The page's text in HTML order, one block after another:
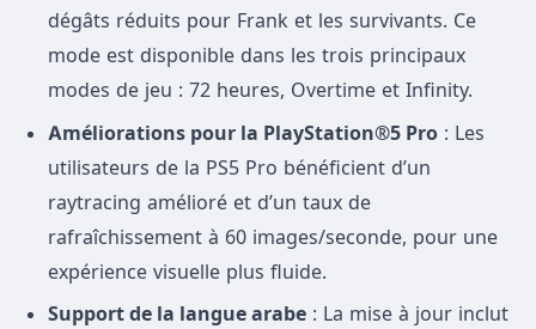
dégâts réduits pour Frank et les survivants. Ce
mode est disponible dans les trois principaux
modes de jeu : 72 heures, Overtime et Infinity.
Améliorations pour la PlayStation®5 Pro : Les
utilisateurs de la PS5 Pro bénéficient d’un
raytracing amélioré et d’un taux de
rafraîchissement à 60 images/seconde, pour une
expérience visuelle plus fluide.
Support de la langue arabe : La mise à jour inclut